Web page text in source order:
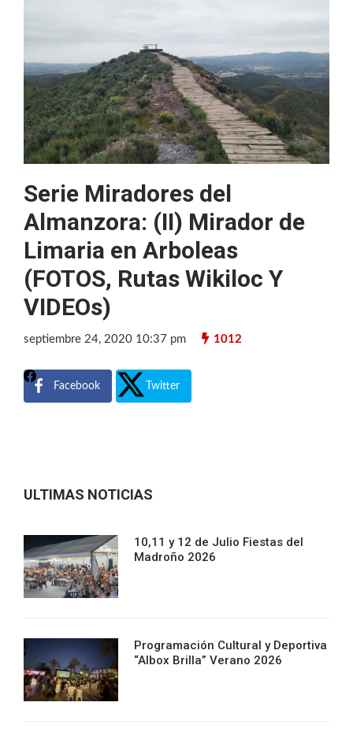
Serie Miradores del
Almanzora: (II) Mirador de
Limaria en Arboleas
(FOTOS, Rutas Wikiloc Y
VIDEOs)
septiembre 24, 2020 10:37 pm 1012
Facebook Twitter
ULTIMAS NOTICIAS
10,11 y 12 de Julio Fiestas del
Madroño 2026
Programación Cultural y Deportiva
“Albox Brilla” Verano 2026